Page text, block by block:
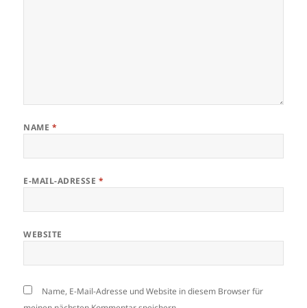
NAME *
E-MAIL-ADRESSE *
WEBSITE
Name, E-Mail-Adresse und Website in diesem Browser für